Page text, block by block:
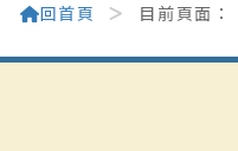
回首頁 目前頁面：